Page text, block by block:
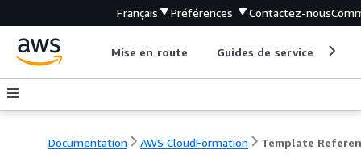
Français Préférences Contactez-nous
Mise en route Guides de service
Documentation AWS CloudFormation Template